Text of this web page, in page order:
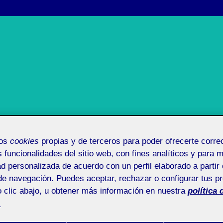
enUncategorized en Publicado
el
22 diciembre, 2024
Pública
cookies propias y de terceros para poder ofrecerte
funcionalidades del sitio web, con fines analíticos y para
personalizada de acuerdo con un perfil elaborado a partir
navegación. Puedes aceptar, rechazar o configurar tus
clic abajo, u obtener más información en nuestra política